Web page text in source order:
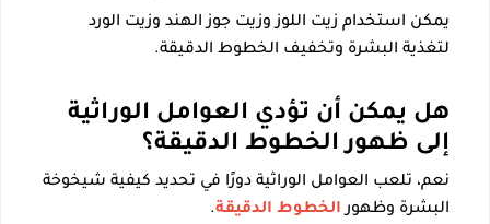
يمكن استخدام زيت اللوز وزيت جوز الهند وزيت الورد
لتغذية البشرة وتخفيف الخطوط الدقيقة.
هل يمكن أن تؤدي العوامل الوراثية
إلى ظهور الخطوط الدقيقة؟
نعم، تلعب العوامل الوراثية دورًا في تحديد كيفية شيخوخة
البشرة وظهورالخطوط الدقيقة.